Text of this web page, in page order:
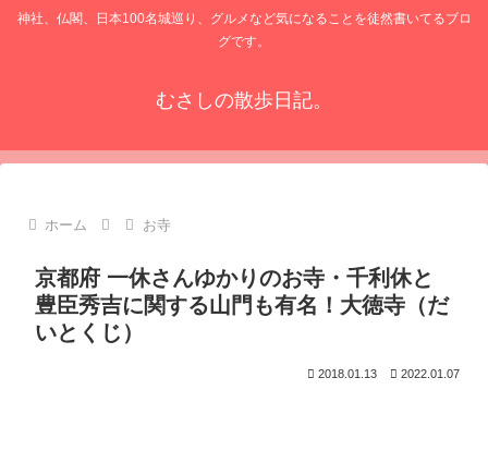
神社、仏閣、日本100名城巡り、グルメなど気になることを徒然書いてるブロ
グです。
むさしの散歩日記。
ホーム お寺
京都府 一休さんゆかりのお寺・千利休と
豊臣秀吉に関する山門も有名！大徳寺（だ
いとくじ）
2018.01.13 2022.01.07